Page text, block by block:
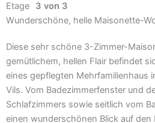
Etage
3 von 3
Wunderschöne, helle Maisonette-
Diese sehr schöne 3-Zimmer-
gemütlichem, hellen Flair befindet
eines gepflegten Mehrfamilienhaus
Vils. Vom Badezimmerfenster und
Schlafzimmers sowie seitlich vom
einen wunderschönen Blick auf den